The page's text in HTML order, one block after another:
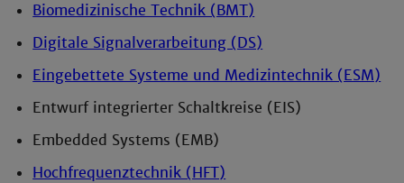
Biomedizinische Technik (BMT)
Digitale Signalverarbeitung (DS)
Eingebettete Systeme und Medizintechnik (ESM)
Entwurf integrierter Schaltkreise (EIS)
Embedded Systems (EMB)
Hochfrequenztechnik (HFT)